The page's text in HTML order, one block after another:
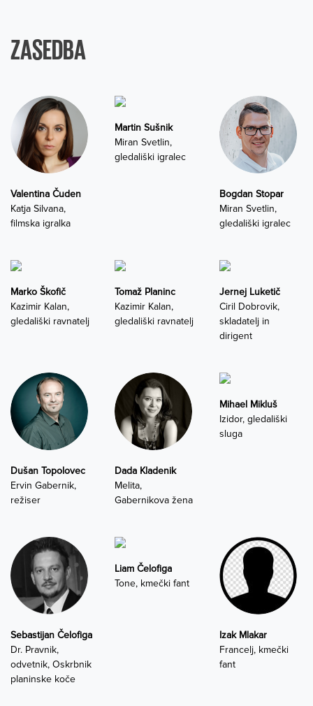
ZASEDBA
Valentina Čuden
Katja Silvana,
filmska igralka
Martin Sušnik
Miran Svetlin,
gledališki igralec
Bogdan Stopar
Miran Svetlin,
gledališki igralec
Marko Škofič
Kazimir Kalan,
gledališki ravnatelj
Tomaž Planinc
Kazimir Kalan,
gledališki ravnatelj
Jernej Luketič
Ciril Dobrovik,
skladatelj in
dirigent
Dušan Topolovec
Ervin Gabernik,
režiser
Dada Kladenik
Melita,
Gabernikova žena
Mihael Mikluš
Izidor, gledališki
sluga
Sebastijan Čelofiga
Dr. Pravnik,
odvetnik, Oskrbnik
planinske koče
Liam Čelofiga
Tone, kmečki fant
Izak Mlakar
Francelj, kmečki
fant